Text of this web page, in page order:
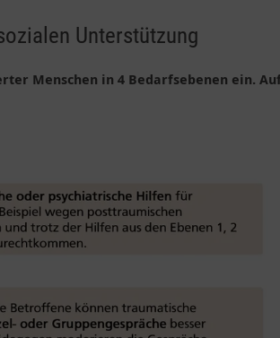
Unterstützung
Menschen in 4 Bedarfsebenen ein.